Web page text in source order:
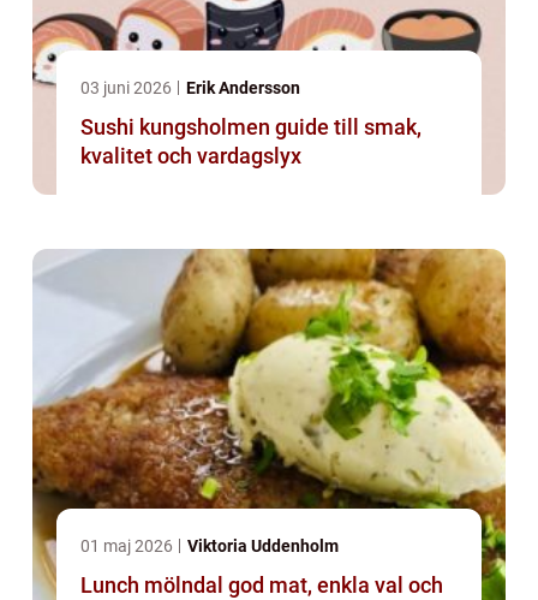
03 juni 2026 Erik Andersson
Sushi kungsholmen guide till smak,
kvalitet och vardagslyx
01 maj 2026 Viktoria Uddenholm
Lunch mölndal god mat, enkla val och